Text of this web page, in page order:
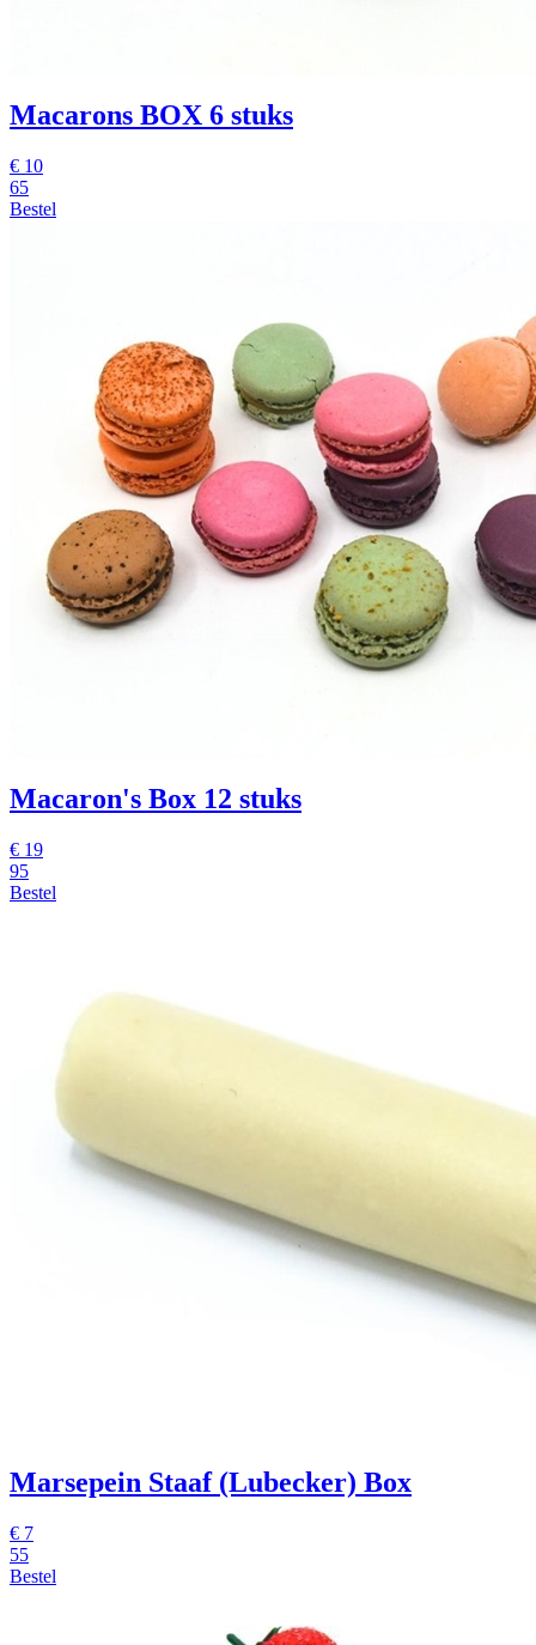
Macarons BOX 6 stuks
€ 10
65
Bestel
Macaron's Box 12 stuks
€ 19
95
Bestel
Marsepein Staaf (Lubecker) Box
€ 7
55
Bestel